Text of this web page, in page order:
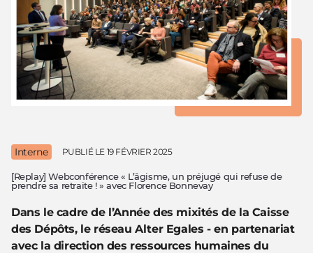
[Replay] Webconférence « L’âgisme, un préjugé qui refuse de
prendre sa retraite ! » avec Florence Bonnevay
Dans le cadre de l’Année des mixités de la Caisse
des Dépôts, le réseau Alter Egales - en partenariat
avec la direction des ressources humaines du
Interne PUBLIÉ LE 19 FÉVRIER 2025